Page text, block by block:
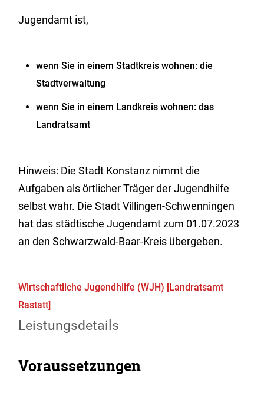
Jugendamt ist,
wenn Sie in einem Stadtkreis wohnen: die
Stadtverwaltung
wenn Sie in einem Landkreis wohnen: das
Landratsamt
Hinweis: Die Stadt Konstanz nimmt die
Aufgaben als örtlicher Träger der Jugendhilfe
selbst wahr. Die Stadt Villingen-Schwenningen
hat das städtische Jugendamt zum 01.07.2023
an den Schwarzwald-Baar-Kreis übergeben.
Wirtschaftliche Jugendhilfe (WJH) [Landratsamt
Rastatt]
Leistungsdetails
Voraussetzungen